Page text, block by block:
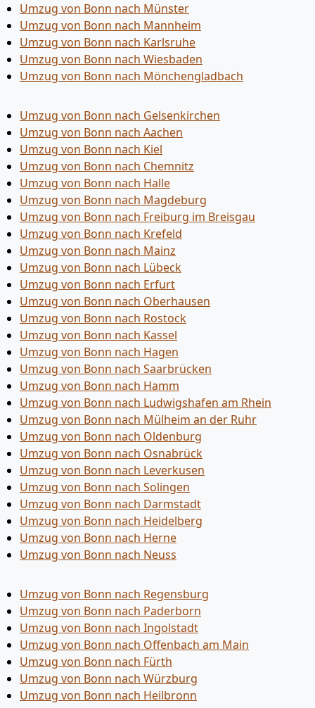
Umzug von Bonn nach Münster
Umzug von Bonn nach Mannheim
Umzug von Bonn nach Karlsruhe
Umzug von Bonn nach Wiesbaden
Umzug von Bonn nach Mönchen­gladbach
Umzug von Bonn nach Gelsenkirchen
Umzug von Bonn nach Aachen
Umzug von Bonn nach Kiel
Umzug von Bonn nach Chemnitz
Umzug von Bonn nach Halle
Umzug von Bonn nach Magdeburg
Umzug von Bonn nach Freiburg im Breisgau
Umzug von Bonn nach Krefeld
Umzug von Bonn nach Mainz
Umzug von Bonn nach Lübeck
Umzug von Bonn nach Erfurt
Umzug von Bonn nach Oberhausen
Umzug von Bonn nach Rostock
Umzug von Bonn nach Kassel
Umzug von Bonn nach Hagen
Umzug von Bonn nach Saarbrücken
Umzug von Bonn nach Hamm
Umzug von Bonn nach Ludwigshafen am Rhein
Umzug von Bonn nach Mülheim an der Ruhr
Umzug von Bonn nach Oldenburg
Umzug von Bonn nach Osnabrück
Umzug von Bonn nach Leverkusen
Umzug von Bonn nach Solingen
Umzug von Bonn nach Darmstadt
Umzug von Bonn nach Heidelberg
Umzug von Bonn nach Herne
Umzug von Bonn nach Neuss
Umzug von Bonn nach Regensburg
Umzug von Bonn nach Paderborn
Umzug von Bonn nach Ingolstadt
Umzug von Bonn nach Offenbach am Main
Umzug von Bonn nach Fürth
Umzug von Bonn nach Würzburg
Umzug von Bonn nach Heilbronn